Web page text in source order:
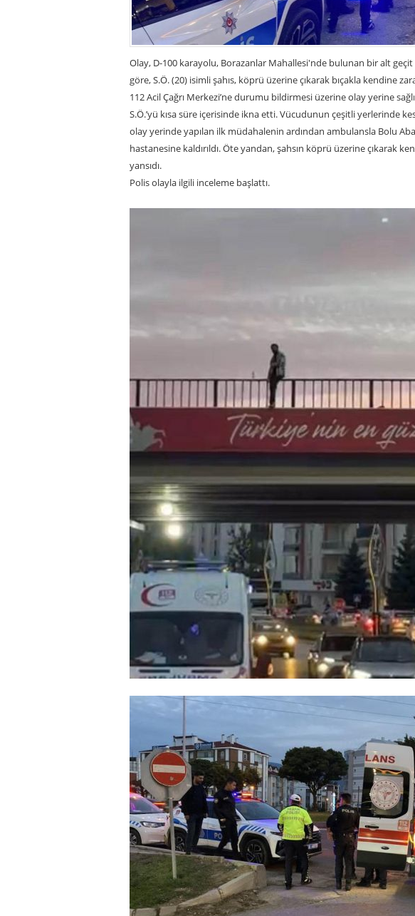
Olay, D-100 karayolu, Borazanlar Mahallesi'nde bulunan bir alt
göre, S.Ö. (20) isimli şahıs, köprü üzerine çıkarak bıçakla kendine
112 Acil Çağrı Merkezi’ne durumu bildirmesi üzerine olay yerine
S.Ö.’yü kısa süre içerisinde ikna etti. Vücudunun çeşitli yerlerinde
olay yerinde yapılan ilk müdahalenin ardından ambulansla Bolu
hastanesine kaldırıldı. Öte yandan, şahsın köprü üzerine çıkarak
yansıdı.
Polis olayla ilgili inceleme başlattı.